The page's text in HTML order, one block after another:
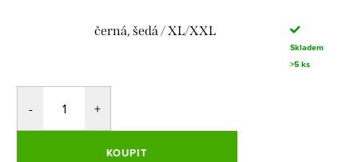
černá, šedá / XL/XXL
Skladem
>5 ks
KOUPIT